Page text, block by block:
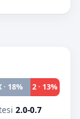
· 18% 2 · 13%
2.0-0.7